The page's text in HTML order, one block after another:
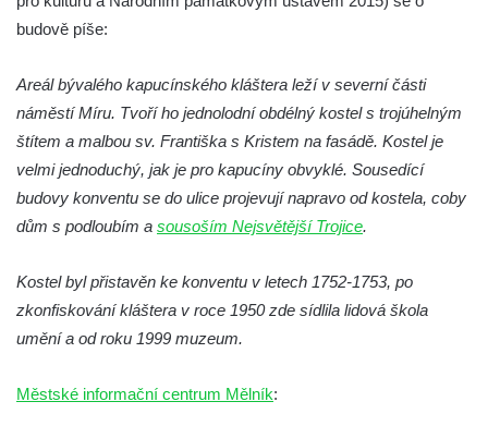
Márnice na hřbitově ve Velešíně
Poutní areál Římov
Kostel svatého Ducha v poutním areálu
Římov
Křížová cesta Římov – XXV. kaple – Boží
hrob
Křížová cesta Římov – XXIII. kaple –
Cyrénský pomáhá Ježíši nést kříž
budově píše:
Areál bývalého kapucínského kláštera leží v severní části
náměstí Míru. Tvoří ho jednolodní obdélný kostel s trojúhelným
štítem a malbou sv. Františka s Kristem na fasádě. Kostel je
velmi jednoduchý, jak je pro kapucíny obvyklé. Sousedící
budovy konventu se do ulice projevují napravo od kostela, coby
dům s podloubím a sousoším Nejsvětější Trojice.
Kostel byl přistavěn ke konventu v letech 1752-1753, po
zkonfiskování kláštera v roce 1950 zde sídlila lidová škola
umění a od roku 1999 muzeum.
Městské informační centrum Mělník: